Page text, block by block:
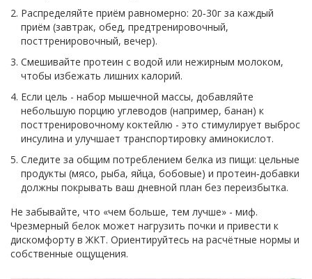
Распределяйте приём равномерно: 20‑30г за каждый
приём (завтрак, обед, предтренировочный,
посттренировочный, вечер).
Смешивайте протеин с водой или нежирным молоком,
чтобы избежать лишних калорий.
Если цель - набор мышечной массы, добавляйте
небольшую порцию углеводов (например, банан) к
посттренировочному коктейлю - это стимулирует выброс
инсулина и улучшает транспортировку аминокислот.
Следите за общим потреблением белка из пищи: цельные
продукты (мясо, рыба, яйца, бобовые) и протеин‑добавки
должны покрывать ваш дневной план без переизбытка.
Не забывайте, что «чем больше, тем лучше» - миф.
Чрезмерный белок может нагрузить почки и привести к
дискомфорту в ЖКТ. Ориентируйтесь на расчётные нормы и
собственные ощущения.